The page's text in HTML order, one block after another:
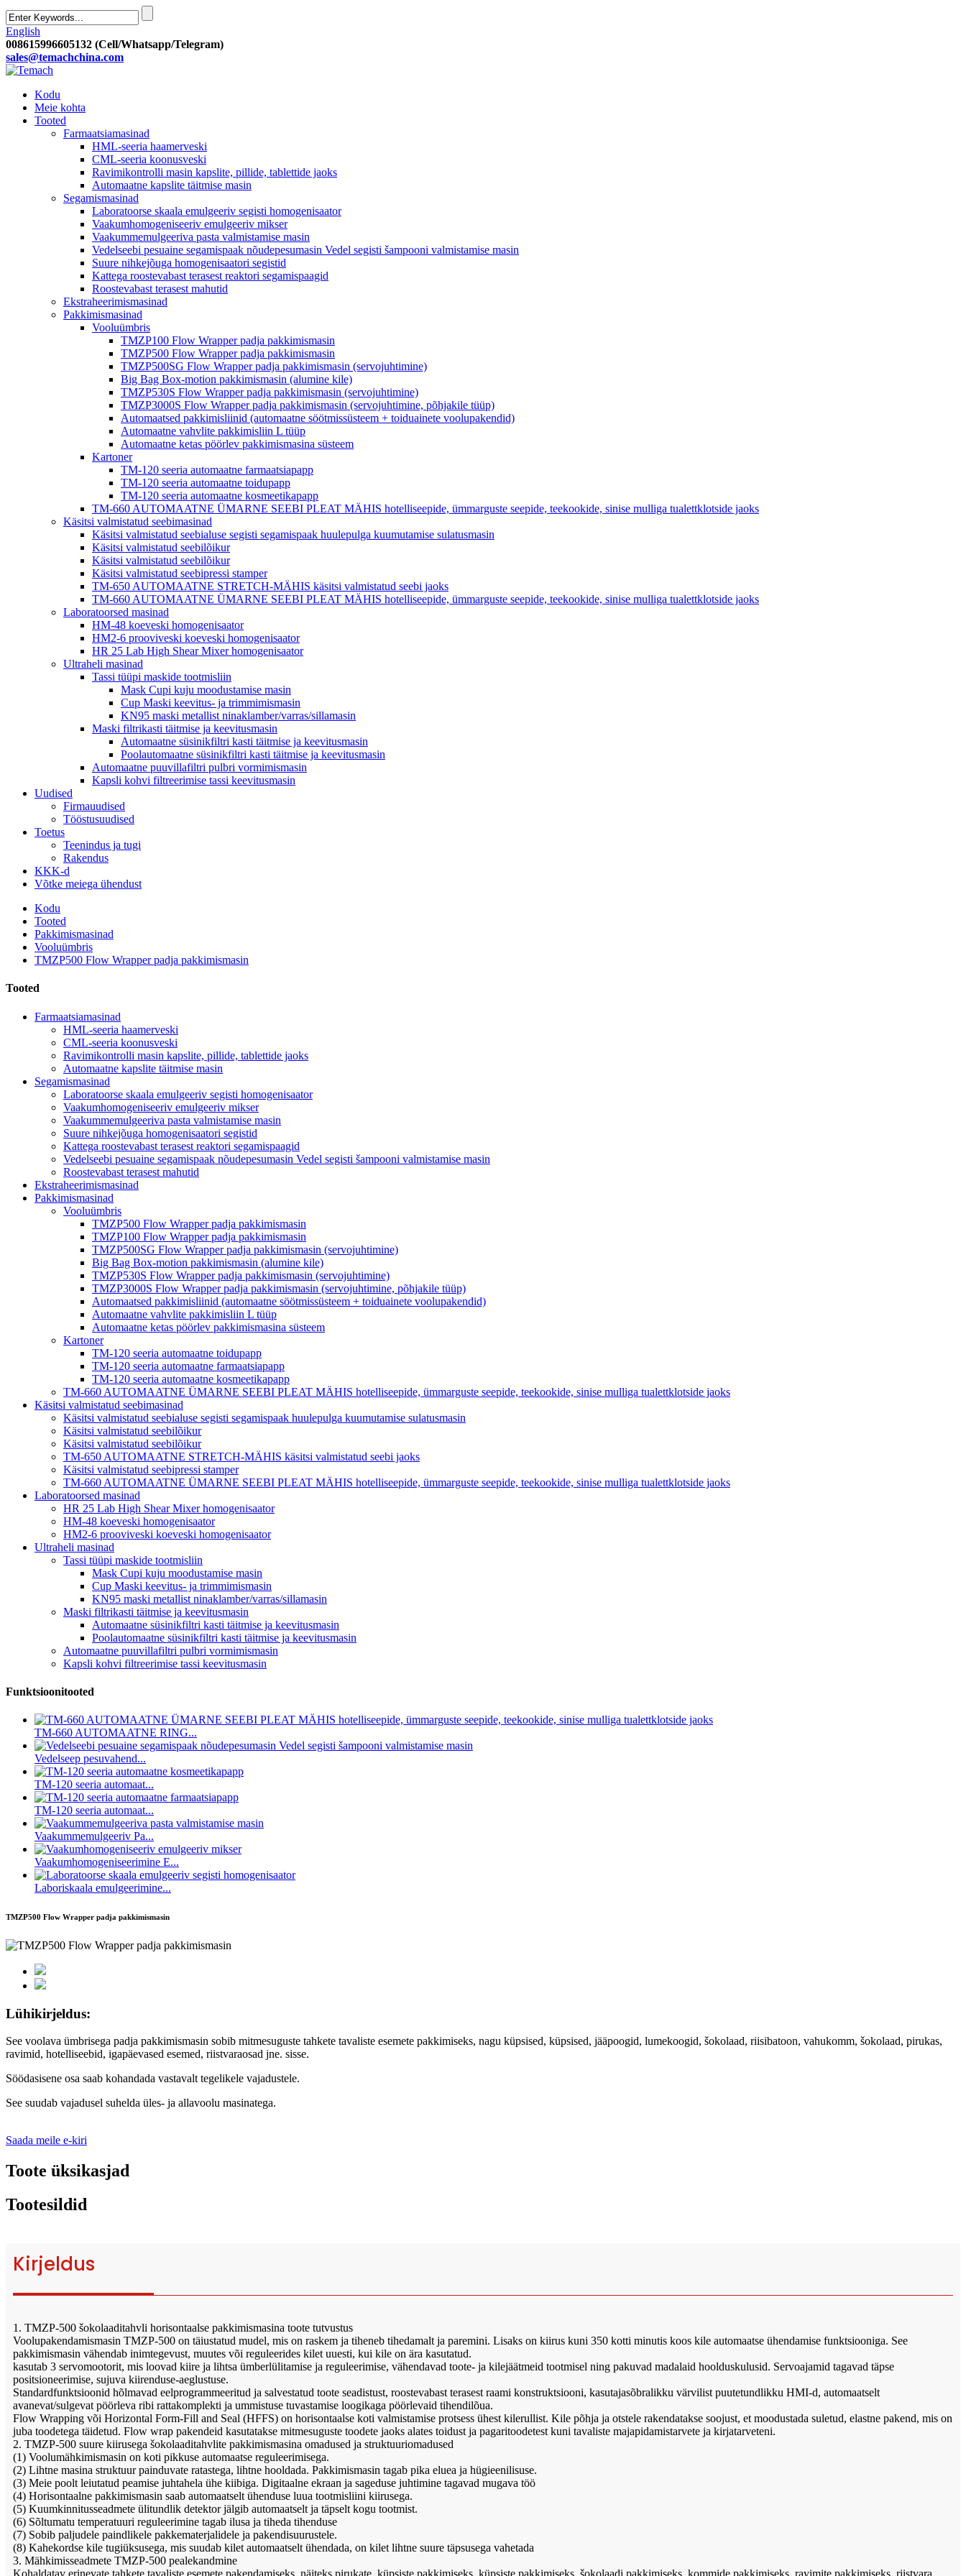
English
008615996605132 (Cell/Whatsapp/Telegram)
sales@temachchina.com
Kodu
Meie kohta
Tooted
Farmaatsiamasinad
HML-seeria haamerveski
CML-seeria koonusveski
Ravimikontrolli masin kapslite, pillide, tablettide jaoks
Automaatne kapslite täitmise masin
Segamismasinad
Laboratoorse skaala emulgeeriv segisti homogenisaator
Vaakumhomogeniseeriv emulgeeriv mikser
Vaakummemulgeeriva pasta valmistamise masin
Vedelseebi pesuaine segamispaak nõudepesumasin Vedel segisti šampooni valmistamise masin
Suure nihkejõuga homogenisaatori segistid
Kattega roostevabast terasest reaktori segamispaagid
Roostevabast terasest mahutid
Ekstraheerimismasinad
Pakkimismasinad
Vooluümbris
TMZP100 Flow Wrapper padja pakkimismasin
TMZP500 Flow Wrapper padja pakkimismasin
TMZP500SG Flow Wrapper padja pakkimismasin (servojuhtimine)
Big Bag Box-motion pakkimismasin (alumine kile)
TMZP530S Flow Wrapper padja pakkimismasin (servojuhtimine)
TMZP3000S Flow Wrapper padja pakkimismasin (servojuhtimine, põhjakile tüüp)
Automaatsed pakkimisliinid (automaatne söötmissüsteem + toiduainete voolupakendid)
Automaatne vahvlite pakkimisliin L tüüp
Automaatne ketas pöörlev pakkimismasina süsteem
Kartoner
TM-120 seeria automaatne farmaatsiapapp
TM-120 seeria automaatne toidupapp
TM-120 seeria automaatne kosmeetikapapp
TM-660 AUTOMAATNE ÜMARNE SEEBI PLEAT MÄHIS hotelliseepide, ümmarguste seepide, teekookide, sinise mulliga tualettklotside jaoks
Käsitsi valmistatud seebimasinad
Käsitsi valmistatud seebialuse segisti segamispaak huulepulga kuumutamise sulatusmasin
Käsitsi valmistatud seebilõikur
Käsitsi valmistatud seebilõikur
Käsitsi valmistatud seebipressi stamper
TM-650 AUTOMAATNE STRETCH-MÄHIS käsitsi valmistatud seebi jaoks
TM-660 AUTOMAATNE ÜMARNE SEEBI PLEAT MÄHIS hotelliseepide, ümmarguste seepide, teekookide, sinise mulliga tualettklotside jaoks
Laboratoorsed masinad
HM-48 koeveski homogenisaator
HM2-6 prooviveski koeveski homogenisaator
HR 25 Lab High Shear Mixer homogenisaator
Ultraheli masinad
Tassi tüüpi maskide tootmisliin
Mask Cupi kuju moodustamise masin
Cup Maski keevitus- ja trimmimismasin
KN95 maski metallist ninaklamber/varras/sillamasin
Maski filtrikasti täitmise ja keevitusmasin
Automaatne süsinikfiltri kasti täitmise ja keevitusmasin
Poolautomaatne süsinikfiltri kasti täitmise ja keevitusmasin
Automaatne puuvillafiltri pulbri vormimismasin
Kapsli kohvi filtreerimise tassi keevitusmasin
Uudised
Firmauudised
Tööstusuudised
Toetus
Teenindus ja tugi
Rakendus
KKK-d
Võtke meiega ühendust
Kodu
Tooted
Pakkimismasinad
Vooluümbris
TMZP500 Flow Wrapper padja pakkimismasin
Tooted
Farmaatsiamasinad
HML-seeria haamerveski
CML-seeria koonusveski
Ravimikontrolli masin kapslite, pillide, tablettide jaoks
Automaatne kapslite täitmise masin
Segamismasinad
Laboratoorse skaala emulgeeriv segisti homogenisaator
Vaakumhomogeniseeriv emulgeeriv mikser
Vaakummemulgeeriva pasta valmistamise masin
Suure nihkejõuga homogenisaatori segistid
Kattega roostevabast terasest reaktori segamispaagid
Vedelseebi pesuaine segamispaak nõudepesumasin Vedel segisti šampooni valmistamise masin
Roostevabast terasest mahutid
Ekstraheerimismasinad
Pakkimismasinad
Vooluümbris
TMZP500 Flow Wrapper padja pakkimismasin
TMZP100 Flow Wrapper padja pakkimismasin
TMZP500SG Flow Wrapper padja pakkimismasin (servojuhtimine)
Big Bag Box-motion pakkimismasin (alumine kile)
TMZP530S Flow Wrapper padja pakkimismasin (servojuhtimine)
TMZP3000S Flow Wrapper padja pakkimismasin (servojuhtimine, põhjakile tüüp)
Automaatsed pakkimisliinid (automaatne söötmissüsteem + toiduainete voolupakendid)
Automaatne vahvlite pakkimisliin L tüüp
Automaatne ketas pöörlev pakkimismasina süsteem
Kartoner
TM-120 seeria automaatne toidupapp
TM-120 seeria automaatne farmaatsiapapp
TM-120 seeria automaatne kosmeetikapapp
TM-660 AUTOMAATNE ÜMARNE SEEBI PLEAT MÄHIS hotelliseepide, ümmarguste seepide, teekookide, sinise mulliga tualettklotside jaoks
Käsitsi valmistatud seebimasinad
Käsitsi valmistatud seebialuse segisti segamispaak huulepulga kuumutamise sulatusmasin
Käsitsi valmistatud seebilõikur
Käsitsi valmistatud seebilõikur
TM-650 AUTOMAATNE STRETCH-MÄHIS käsitsi valmistatud seebi jaoks
Käsitsi valmistatud seebipressi stamper
TM-660 AUTOMAATNE ÜMARNE SEEBI PLEAT MÄHIS hotelliseepide, ümmarguste seepide, teekookide, sinise mulliga tualettklotside jaoks
Laboratoorsed masinad
HR 25 Lab High Shear Mixer homogenisaator
HM-48 koeveski homogenisaator
HM2-6 prooviveski koeveski homogenisaator
Ultraheli masinad
Tassi tüüpi maskide tootmisliin
Mask Cupi kuju moodustamise masin
Cup Maski keevitus- ja trimmimismasin
KN95 maski metallist ninaklamber/varras/sillamasin
Maski filtrikasti täitmise ja keevitusmasin
Automaatne süsinikfiltri kasti täitmise ja keevitusmasin
Poolautomaatne süsinikfiltri kasti täitmise ja keevitusmasin
Automaatne puuvillafiltri pulbri vormimismasin
Kapsli kohvi filtreerimise tassi keevitusmasin
Funktsioonitooted
TM-660 AUTOMAATNE RING...
Vedelseep pesuvahend...
TM-120 seeria automaat...
TM-120 seeria automaat...
Vaakummemulgeeriv Pa...
Vaakumhomogeniseerimine E...
Laboriskaala emulgeerimine...
TMZP500 Flow Wrapper padja pakkimismasin
Lühikirjeldus:
See voolava ümbrisega padja pakkimismasin sobib mitmesuguste tahkete tavaliste esemete pakkimiseks, nagu küpsised, küpsised, jääpoogid, lumekoogid, šokolaad, riisibatoon, vahukomm, šokolaad, pirukas,
ravimid, hotelliseebid, igapäevased esemed, riistvaraosad jne. sisse.
Söödasisene osa saab kohandada vastavalt tegelikele vajadustele.
See suudab vajadusel suhelda üles- ja allavoolu masinatega.
Saada meile e-kiri
Toote üksikasjad
Tootesildid
Kirjeldus
1. TMZP-500 šokolaaditahvli horisontaalse pakkimismasina toote tutvustus
Voolupakendamismasin TMZP-500 on täiustatud mudel, mis on raskem ja tiheneb tihedamalt ja paremini. Lisaks on kiirus kuni 350 kotti minutis koos kile automaatse ühendamise funktsiooniga. See
pakkimismasin vähendab inimtegevust, muutes või reguleerides kilet uuesti, kui kile on ära kasutatud.
kasutab 3 servomootorit, mis loovad kiire ja lihtsa ümberlülitamise ja reguleerimise, vähendavad toote- ja kilejäätmeid tootmisel ning pakuvad madalaid hoolduskulusid. Servoajamid tagavad täpse
positsioneerimise, sujuva kiirenduse-aeglustuse.
Standardfunktsioonid hõlmavad eelprogrammeeritud ja salvestatud toote seadistust, roostevabast terasest raami konstruktsiooni, kasutajasõbralikku värvilist puutetundlikku HMI-d, automaatselt
avanevat/sulgevat pöörleva ribi rattakomplekti ja ummistuse tuvastamise loogikaga pöörlevaid tihendilõua.
Flow Wrapping või Horizontal Form-Fill and Seal (HFFS) on horisontaalse koti valmistamise protsess ühest kilerullist. Kile põhja ja otstele rakendatakse soojust, et moodustada suletud, elastne pakend, mis on
juba toodetega täidetud. Flow wrap pakendeid kasutatakse mitmesuguste toodete jaoks alates toidust ja pagaritoodetest kuni tavaliste majapidamistarvete ja kirjatarveteni.
2. TMZP-500 suure kiirusega šokolaaditahvlite pakkimismasina omadused ja struktuuriomadused
(1) Voolumähkimismasin on koti pikkuse automaatse reguleerimisega.
(2) Lihtne masina struktuur painduvate ratastega, lihtne hooldada. Pakkimismasin tagab pika eluea ja hügieenilisuse.
(3) Meie poolt leiutatud peamise juhtahela ühe kiibiga. Digitaalne ekraan ja sageduse juhtimine tagavad mugava töö
(4) Horisontaalne pakkimismasin saab automaatselt ühenduse luua tootmisliini kiirusega.
(5) Kuumkinnitusseadmete ülitundlik detektor jälgib automaatselt ja täpselt kogu tootmist.
(6) Sõltumatu temperatuuri reguleerimine tagab ilusa ja tiheda tihenduse
(7) Sobib paljudele paindlikele pakkematerjalidele ja pakendisuurustele.
(8) Kahekordse kile tugiüksusega, mis suudab kilet automaatselt ühendada, on kilet lihtne suure täpsusega vahetada
3. Mähkimisseadmete TMZP-500 pealekandmine